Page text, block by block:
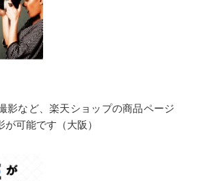
影など、楽天ショップの商品ページ
可能です（大阪）